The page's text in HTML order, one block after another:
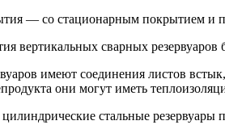
— со стационарным покры­тием и
вертикальных сварных
имеют соединения ли­стов
они могут иметь
стальные ре­зервуары